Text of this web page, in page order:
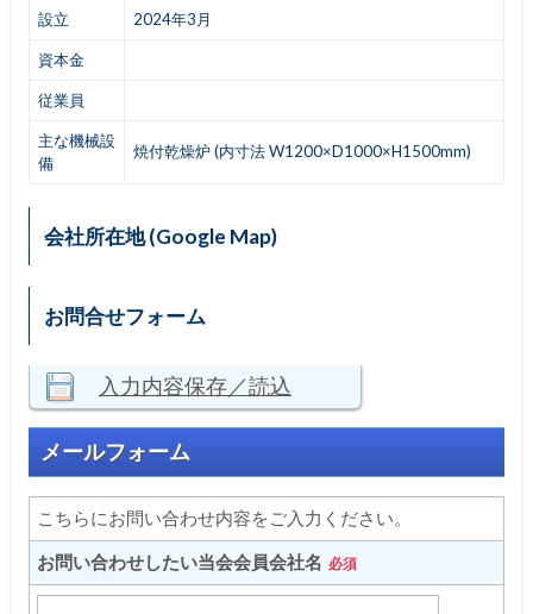
設立 2024年3月
資本金
従業員
主な機械設
備
焼付乾燥炉 (内寸法 W1200×D1000×H1500mm)
会社所在地 (Google Map)
お問合せフォーム